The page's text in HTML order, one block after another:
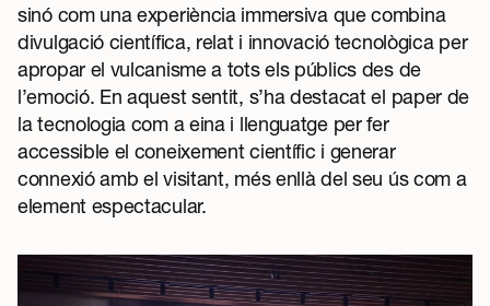
sinó com una experiència immersiva que combina
divulgació científica, relat i innovació tecnològica per
apropar el vulcanisme a tots els públics des de
l’emoció. En aquest sentit, s’ha destacat el paper de
la tecnologia com a eina i llenguatge per fer
accessible el coneixement científic i generar
connexió amb el visitant, més enllà del seu ús com a
element espectacular.